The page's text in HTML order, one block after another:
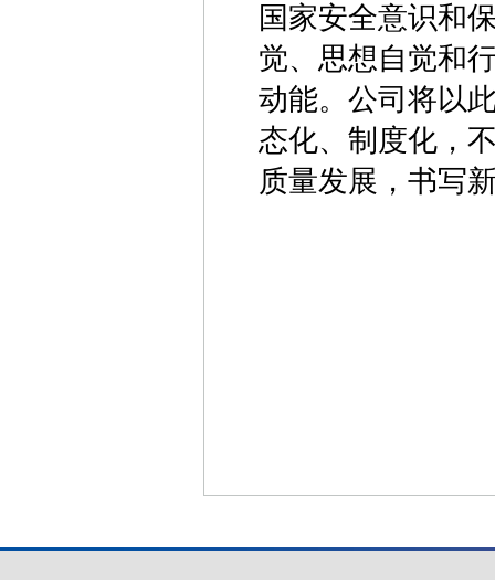
国家安全意识和
觉、思想自觉和
动能。公司将以
态化、制度化，
质量发展，书写